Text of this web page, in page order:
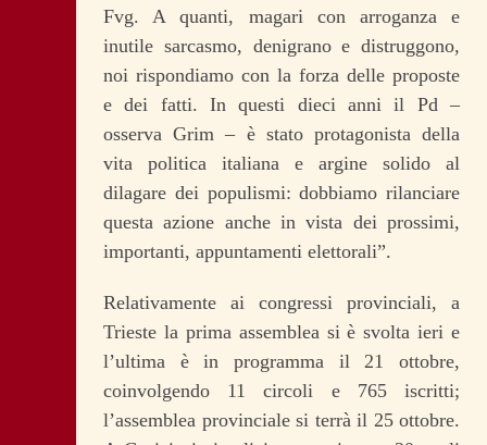
Fvg. A quanti, magari con arroganza e
inutile sarcasmo, denigrano e distruggono,
noi rispondiamo con la forza delle proposte
e dei fatti. In questi dieci anni il Pd –
osserva Grim – è stato protagonista della
vita politica italiana e argine solido al
dilagare dei populismi: dobbiamo rilanciare
questa azione anche in vista dei prossimi,
importanti, appuntamenti elettorali”.
Relativamente ai congressi provinciali, a
Trieste la prima assemblea si è svolta ieri e
l’ultima è in programma il 21 ottobre,
coinvolgendo 11 circoli e 765 iscritti;
l’assemblea provinciale si terrà il 25 ottobre.